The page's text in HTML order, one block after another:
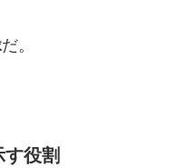
だ。
役割